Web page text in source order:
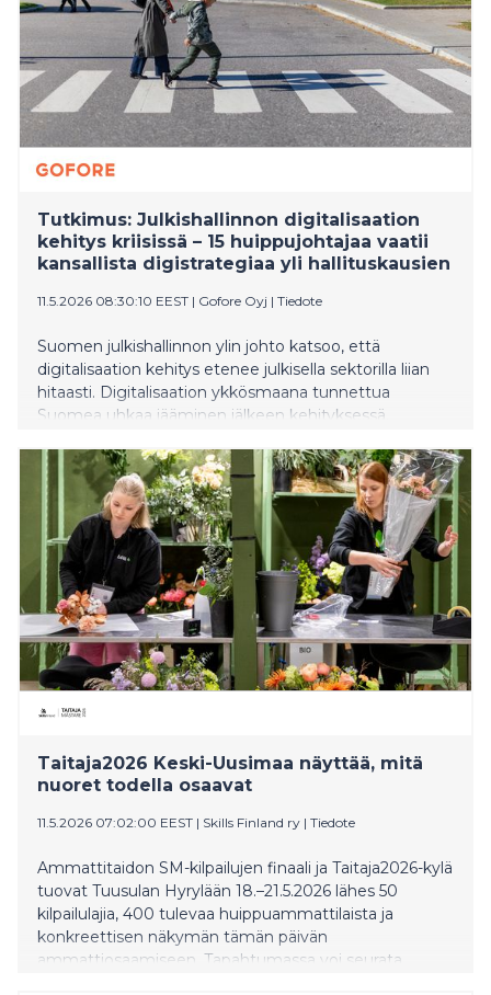
Tutkimus: Julkishallinnon digitalisaation
kehitys kriisissä – 15 huippujohtajaa vaatii
kansallista digistrategiaa yli hallituskausien
11.5.2026 08:30:10 EEST | Gofore Oyj | Tiedote
Suomen julkishallinnon ylin johto katsoo, että
digitalisaation kehitys etenee julkisella sektorilla liian
hitaasti. Digitalisaation ykkösmaana tunnettua
Suomea uhkaa jääminen jälkeen kehityksessä.
käyttöönotto takkuaa ja samat kysymykset
ratkaistaan kymmenellä eri tavalla tai jätetään
ratkaisematta. Suomeen tarvitaan kansallinen ja
poikkihallinnollinen toimitusyksikkö, jolla on mandaatti
toteuttaa digihankkeita organisaatiorajojen ja
hallituskausien yli. Tiedot käyvät ilmi Goforen
teettämästä tutkimuksesta, jossa syvähaastateltiin 15
julkishallinnon eturivin johtajaa.
Taitaja2026 Keski-Uusimaa näyttää, mitä
nuoret todella osaavat
11.5.2026 07:02:00 EEST | Skills Finland ry | Tiedote
Ammattitaidon SM-kilpailujen finaali ja Taitaja2026-kylä
tuovat Tuusulan Hyrylään 18.–21.5.2026 lähes 50
kilpailulajia, 400 tulevaa huippuammattilaista ja
konkreettisen näkymän tämän päivän
ammattiosaamiseen. Tapahtumassa voi seurata,